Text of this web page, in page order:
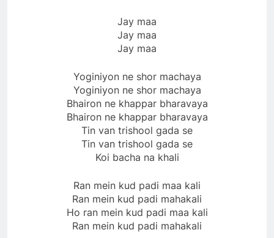
Jay maa
Jay maa
Jay maa
Yoginiyon ne shor machaya
Yoginiyon ne shor machaya
Bhairon ne khappar bharavaya
Bhairon ne khappar bharavaya
Tin van trishool gada se
Tin van trishool gada se
Koi bacha na khali
Ran mein kud padi maa kali
Ran mein kud padi mahakali
Ho ran mein kud padi maa kali
Ran mein kud padi mahakali